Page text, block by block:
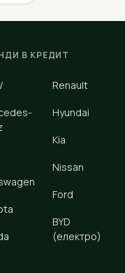
В КРЕДИТ
Renault
Hyundai
Kia
Nissan
Ford
BYD
(електро)